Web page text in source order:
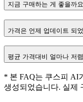
지금 구매하는 게 좋을까
가격은 언제 업데이트 되
평균 가격대비 얼마나 저
* 본 FAQ는 쿠스피 AI
생성되었습니다. 실제